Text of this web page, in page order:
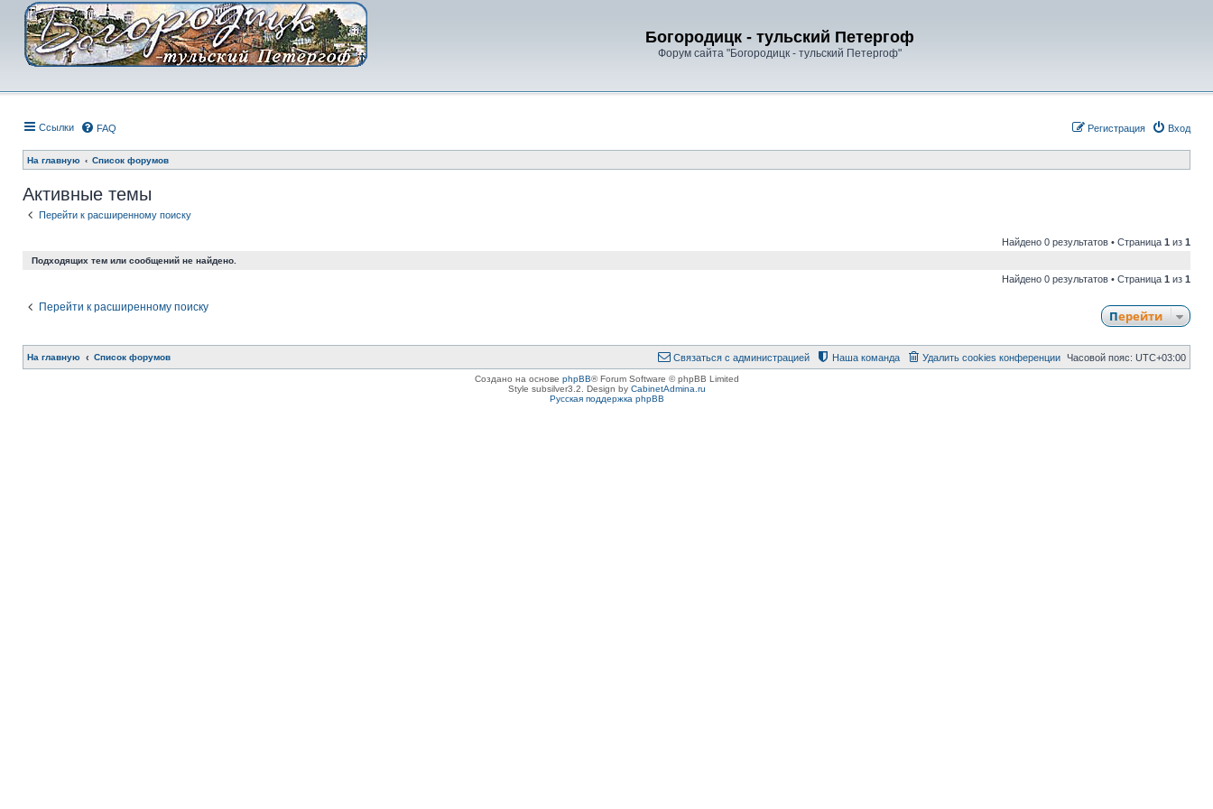
Богородицк - тульский Петергоф
Форум сайта "Богородицк - тульский Петергоф"
Ссылки FAQ Вход
Регистрация
На главную Список форумов
Активные темы
Перейти к расширенному поиску
Найдено 0 результатов • Страница 1 из 1
Подходящих тем или сообщений не найдено.
Найдено 0 результатов • Страница 1 из 1
Перейти к расширенному поиску
Перейти
На главную Список форумов Часовой пояс: UTC+03:00
Удалить cookies конференции
Наша команда
Связаться с администрацией
Создано на основе phpBB® Forum Software © phpBB Limited
Style subsilver3.2. Design by CabinetAdmina.ru
Русская поддержка phpBB